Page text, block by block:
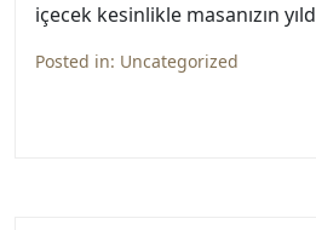
içecek kesinlikle masanızın
Posted in: Uncategorized